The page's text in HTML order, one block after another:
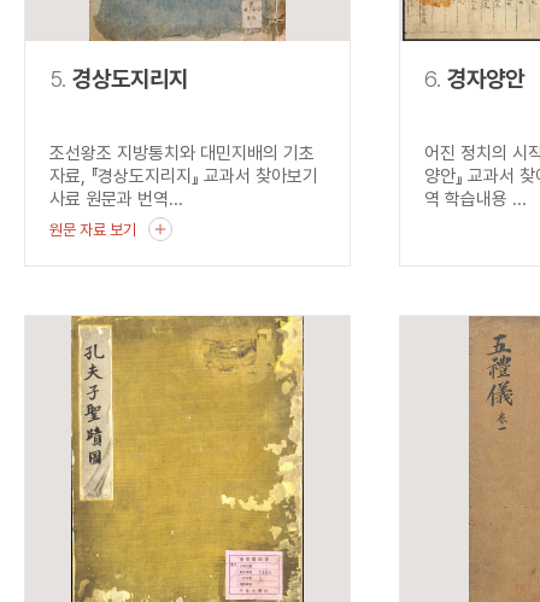
5. 경상도지리지
조선왕조 지방통치와 대민지배의 기초
자료, 『경상도지리지』 교과서 찾아보기
사료 원문과 번역...
원문 자료 보기
6. 경자양안
어진 정치의 시
양안』 교과서
역 학습내용 ...